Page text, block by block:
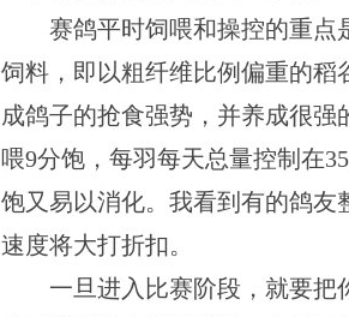
赛鸽平时饲喂和操控的重点
饲料，即以粗纤维比例偏重的
成鸽子的抢食强势，并养成很强
喂9分饱，每羽每天总量控制在
饱又易以消化。我看到有的鸽友
速度将大打折扣。
一旦进入比赛阶段，就要把